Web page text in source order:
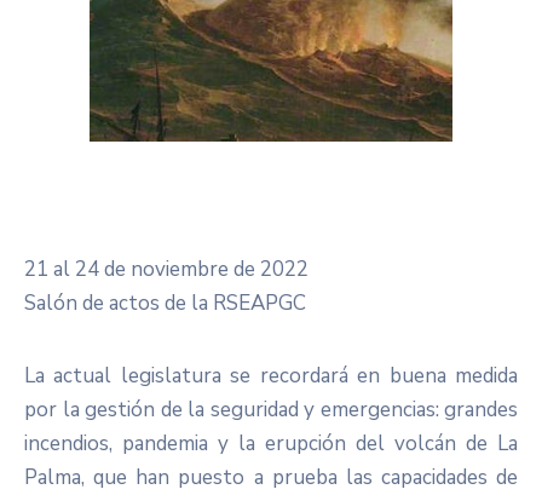
21 al 24 de noviembre de 2022
Salón de actos de la RSEAPGC
La actual legislatura se recordará en buena medida
por la gestión de la seguridad y emergencias: grandes
incendios, pandemia y la erupción del volcán de La
Palma, que han puesto a prueba las capacidades de